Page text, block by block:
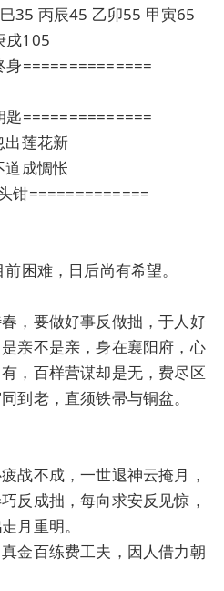
35 丙辰45 乙卯55 甲寅65
戌105
==============
==============
出莲花新
道成惆怅
钳=============
困难，日后尚有希望。
，要做好事反做拙，于人好
亲不是亲，身在襄阳府，心
，百样营谋却是无，费尽区
到老，直须铁帚与铜盆。
战不成，一世退神云掩月，
反成拙，每向求安反见惊，
月重明。
金百练费工夫，因人借力朝